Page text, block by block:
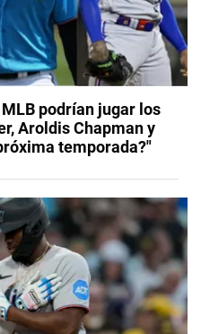
podrían jugar los
Aroldis Chapman y
temporada?"